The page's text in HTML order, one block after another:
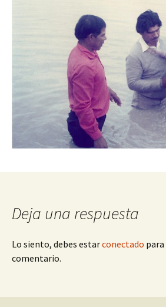
Deja una respuesta
Lo siento, debes estarconectado
comentario.